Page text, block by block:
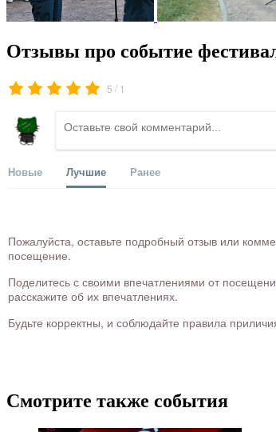
Отзывы про событие
5 / 1
Новые Лучшие Ранее
Пожалуйста, оставьте подробный отзыв или
посещение.
Поделитесь с своими впечатлениями от
расскажите об их впечатлениях.
Будьте корректны, и соблюдайте правила
Смотрите также события